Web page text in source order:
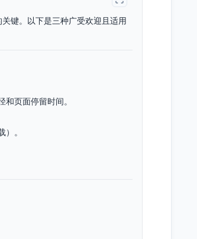
键。以下是三种广受欢迎且适用
页面停留时间。
。